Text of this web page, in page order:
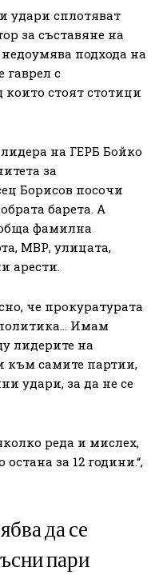
удари сплотяват
за съставяне на
подхода на
гаврел с
стоят стотици
на ГЕРБ Бойко
за
Борисов посочи
барета. А
фамилна
МВР, улицата,
арести.
че прокуратурата
Имам
лидерите на
към самите партии,
удари, за да не се
реда и мислех,
за 12 години.“,
да се
пари